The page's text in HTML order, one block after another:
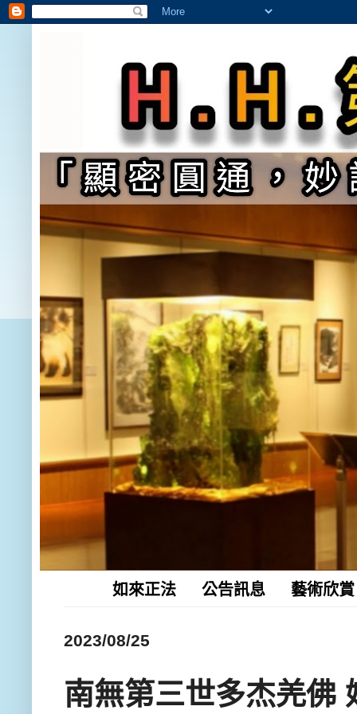
如來正法 公告訊息 藝術欣賞
2023/08/25
南無第三世多杰羌佛